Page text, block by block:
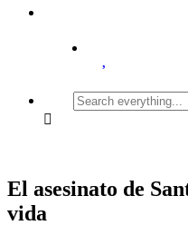
Search
everything...
El asesinato de
vida